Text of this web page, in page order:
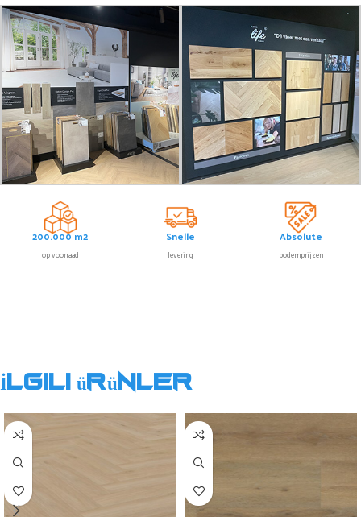
200.000 m2
op voorraad
Snelle
levering
Absolute
bodemprijzen
İlgili ürünler